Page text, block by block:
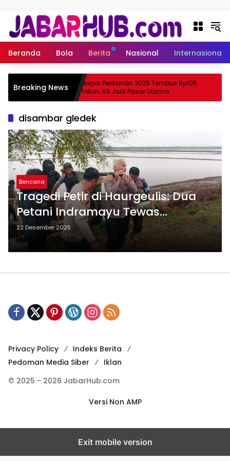
Beranda Bola Berita Nasional Internasional
Breaking News
Suzuki?
Ekspor Perikanan 2025 Tembus Rp105
Triliun, AS Jadi Pasar Utama
disambar gledek
Bencana
Tragedi Petir di Haurgeulis: Dua
Petani Indramayu Tewas
Tersambar Saat Menanam Padi
22 Desember 2025
Bunga Anggrekia
Privacy Policy
Indeks Berita
Pedoman Media Siber
Iklan
© 2025 - 2026 JabarHub.com
Versi Non AMP
Exit mobile version